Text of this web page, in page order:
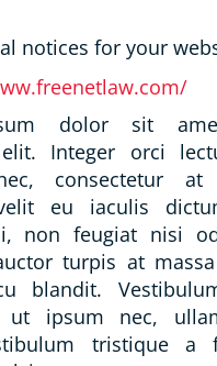
notices for your
dolor sit
elit. Integer orci
consectetur at
eu iaculis
non feugiat nisi
turpis at
blandit.
ut ipsum nec,
tristique a